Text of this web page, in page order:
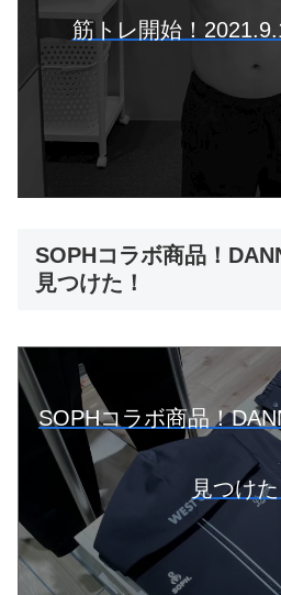
筋トレ開始！
SOPHコラボ商品！
見つけた！
SOPHコラボ商品！
見つけた